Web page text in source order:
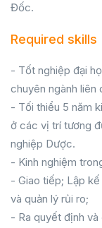
Đốc.
Required skills
- Tốt nghiệp đại
chuyên ngành liên
- Tối thiểu 5 năm
ở các vị trí tương
nghiệp Dược.
- Kinh nghiệm
- Giao tiếp; Lập
và quản lý rủi ro;
- Ra quyết định